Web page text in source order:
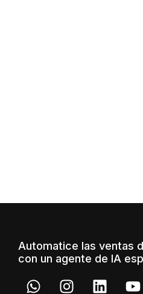
Automatice las ventas
con un agente de IA